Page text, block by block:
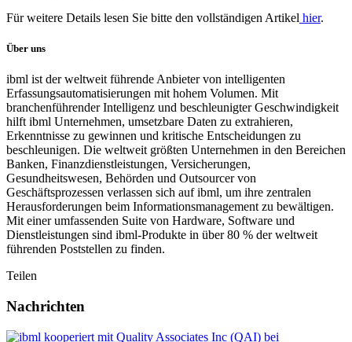
Für weitere Details lesen Sie bitte den vollständigen Artikel hier.
Über uns
ibml ist der weltweit führende Anbieter von intelligenten
Erfassungsautomatisierungen mit hohem Volumen. Mit
branchenführender Intelligenz und beschleunigter Geschwindigkeit
hilft ibml Unternehmen, umsetzbare Daten zu extrahieren,
Erkenntnisse zu gewinnen und kritische Entscheidungen zu
beschleunigen. Die weltweit größten Unternehmen in den Bereichen
Banken, Finanzdienstleistungen, Versicherungen,
Gesundheitswesen, Behörden und Outsourcer von
Geschäftsprozessen verlassen sich auf ibml, um ihre zentralen
Herausforderungen beim Informationsmanagement zu bewältigen.
Mit einer umfassenden Suite von Hardware, Software und
Dienstleistungen sind ibml-Produkte in über 80 % der weltweit
führenden Poststellen zu finden.
Teilen
Nachrichten